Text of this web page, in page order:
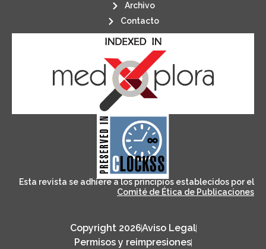
Archivo
Contacto
CLOCKSS is a dak archive that
ensures the long-term survival
of web-based scholary
publications, governed by and for
its stakeholders.
Esta revista se adhiere a los principios establecidos por el
Comité de Ética de Publicaciones
Copyright 2026Aviso Legal
Permisos y reimpresiones